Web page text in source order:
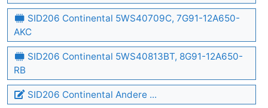
SID206 Continental 5WS40709C, 7G91-12A650-
AKC
SID206 Continental 5WS40813BT, 8G91-12A650-
RB
SID206 Continental Andere ...